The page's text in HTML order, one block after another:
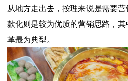
从地方走出去，按理来说是需要
款化则是较为优质的营销思路，
革最为典型。